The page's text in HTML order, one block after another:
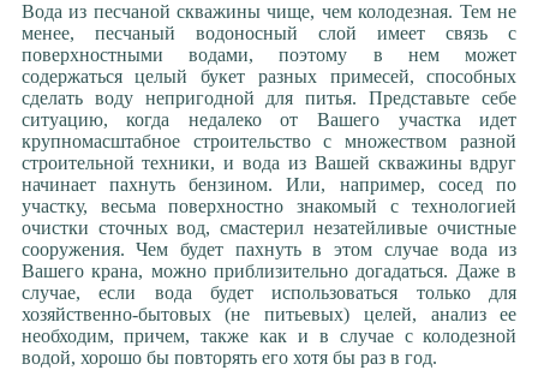
Вода из песчаной скважины чище, чем колодезная. Тем не
менее, песчаный водоносный слой имеет связь с
поверхностными водами, поэтому в нем может
содержаться целый букет разных примесей, способных
сделать воду непригодной для питья. Представьте себе
ситуацию, когда недалеко от Вашего участка идет
крупномасштабное строительство с множеством разной
строительной техники, и вода из Вашей скважины вдруг
начинает пахнуть бензином. Или, например, сосед по
участку, весьма поверхностно знакомый с технологией
очистки сточных вод, смастерил незатейливые очистные
сооружения. Чем будет пахнуть в этом случае вода из
Вашего крана, можно приблизительно догадаться. Даже в
случае, если вода будет использоваться только для
хозяйственно-бытовых (не питьевых) целей, анализ ее
необходим, причем, также как и в случае с колодезной
водой, хорошо бы повторять его хотя бы раз в год.